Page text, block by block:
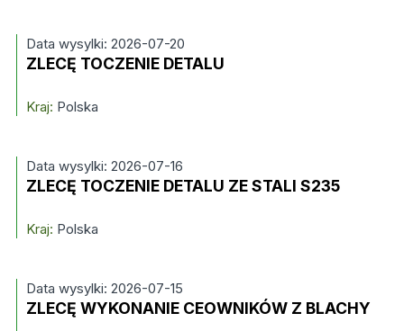
Data wysylki: 2026-07-20
ZLECĘ TOCZENIE DETALU
Kraj: Polska
Data wysylki: 2026-07-16
ZLECĘ TOCZENIE DETALU ZE STALI S235
Kraj: Polska
Data wysylki: 2026-07-15
ZLECĘ WYKONANIE CEOWNIKÓW Z BLACHY